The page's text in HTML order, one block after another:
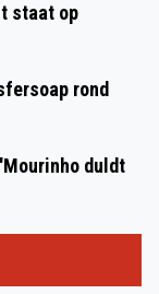
staat op
rond
duldt